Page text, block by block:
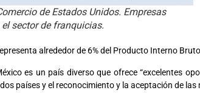
de Estados Unidos. Empresas
sector de franquicias.
alrededor de 6% del Producto Interno
es un país diverso que ofrece “excelentes
países y el reconocimiento y la aceptación de